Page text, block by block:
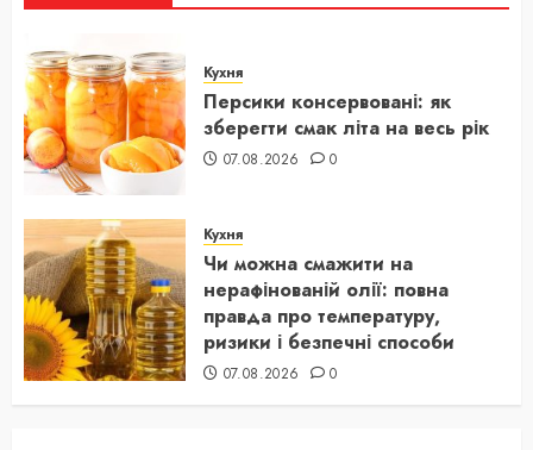
Кухня
Персики консервовані: як
зберегти смак літа на весь рік
07.08.2026 0
Кухня
Чи можна смажити на
нерафінованій олії: повна
правда про температуру,
ризики і безпечні способи
07.08.2026 0